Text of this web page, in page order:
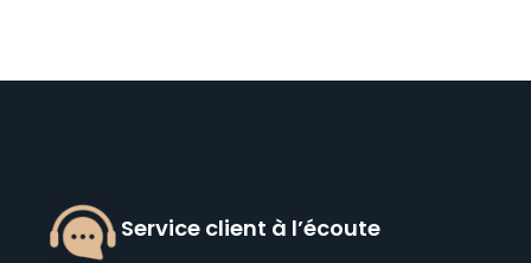
Service client à l’écoute